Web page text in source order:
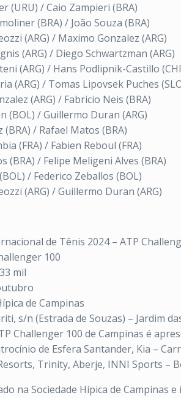
(URU) / Caio Zampieri (BRA)
(BRA) / João Souza (BRA)
(ARG) / Maximo Gonzalez (ARG)
(ARG) / Diego Schwartzman (ARG)
(ARG) / Hans Podlipnik-Castillo
(ARG) / Tomas Lipovsek Puches
(ARG) / Fabricio Neis (BRA)
(BOL) / Guillermo Duran (ARG)
(BRA) / Rafael Matos (BRA)
(FRA) / Fabien Reboul (FRA)
(BRA) / Felipe Meligeni Alves (BRA)
/ Federico Zeballos (BOL)
(ARG) / Guillermo Duran (ARG)
de Tênis 2024 – ATP
100
mil
de Campinas
s/n (Estrada de Souzas) – Jardim
Challenger 100 de Campinas é
de Esfera Santander, Kia –
Trinity, Aberje, INNI Sports –
na Sociedade Hípica de Campinas